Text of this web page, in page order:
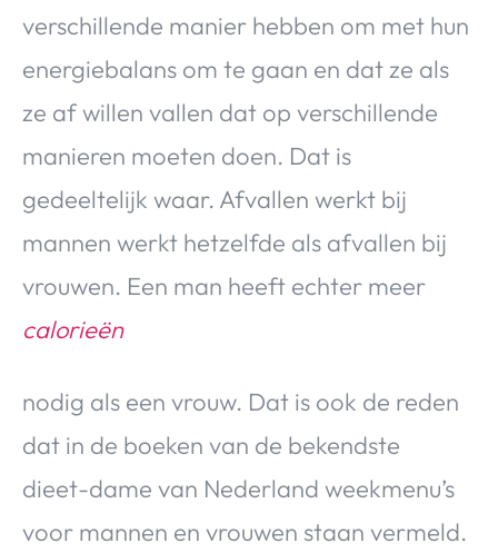
Over Valerie
Contact
VALERIE'S CHOICE
Food & Drinks Gadgets
Huis & Tuin
Travel
Lifestyle
verschillende manier hebben om met hun
energiebalans om te gaan en dat ze als
ze af willen vallen dat op verschillende
manieren moeten doen. Dat is
gedeeltelijk waar. Afvallen werkt bij
mannen werkt hetzelfde als afvallen bij
vrouwen. Een man heeft echter meer
calorieën
nodig als een vrouw. Dat is ook de reden
dat in de boeken van de bekendste
dieet-dame van Nederland weekmenu’s
voor mannen en vrouwen staan vermeld.